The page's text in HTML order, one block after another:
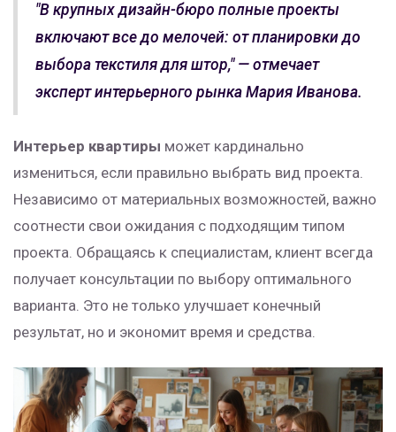
"В крупных дизайн-бюро полные проекты
включают все до мелочей: от планировки до
выбора текстиля для штор," — отмечает
эксперт интерьерного рынка Мария Иванова.
Интерьер квартиры может кардинально
измениться, если правильно выбрать вид проекта.
Независимо от материальных возможностей, важно
соотнести свои ожидания с подходящим типом
проекта. Обращаясь к специалистам, клиент всегда
получает консультации по выбору оптимального
варианта. Это не только улучшает конечный
результат, но и экономит время и средства.